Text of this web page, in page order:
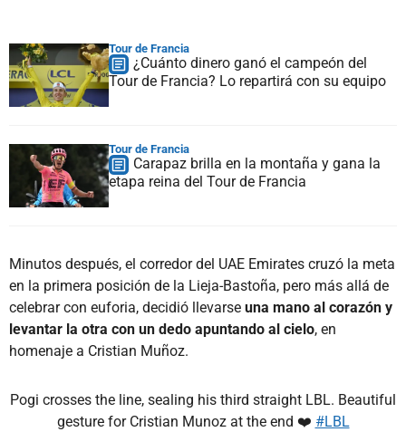
Tour de Francia
¿Cuánto dinero ganó el campeón del
Tour de Francia? Lo repartirá con su equipo
Tour de Francia
Carapaz brilla en la montaña y gana la
etapa reina del Tour de Francia
Minutos después, el corredor del UAE Emirates cruzó la meta
en la primera posición de la Lieja-Bastoña, pero más allá de
celebrar con euforia, decidió llevarse una mano al corazón y
levantar la otra con un dedo apuntando al cielo, en
homenaje a Cristian Muñoz.
Pogi crosses the line, sealing his third straight LBL. Beautiful
gesture for Cristian Munoz at the end ❤️ #LBL